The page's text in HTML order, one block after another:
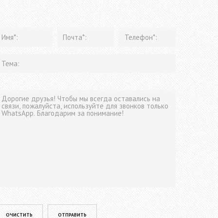
leave this field empty.